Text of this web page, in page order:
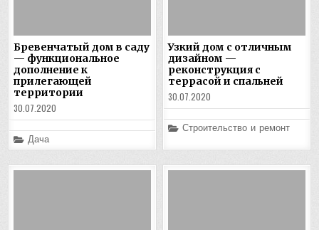
Бревенчатый дом в саду
— функциональное
дополнение к
прилегающей
территории
30.07.2020
Posted
in
Дача
Узкий дом с отличным
дизайном —
реконструкция с
террасой и спальней
30.07.2020
Posted
Строительство и ремонт